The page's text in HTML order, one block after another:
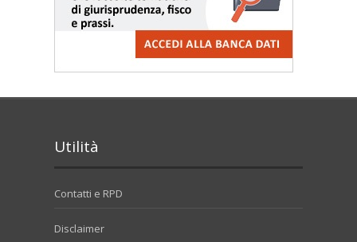
Utilità
Contatti e RPD
Disclaimer